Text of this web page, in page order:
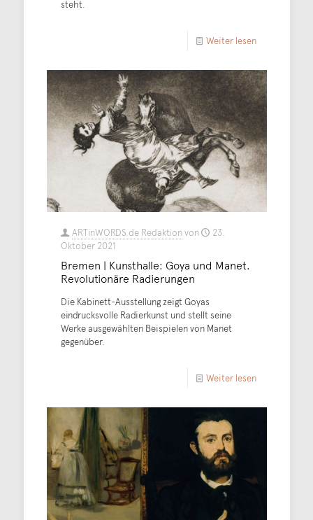
steht.
Weiter lesen
ARTinWORDS.de Redaktionvon
23.
Oktober 2021
Bremen | Kunsthalle: Goya und Manet.
Revolutionäre Radierungen
Die Kabinett-Ausstellung zeigt Goyas
eindrucksvolle Radierkunst und stellt seine
Werke ausgewählten Beispielen von Manet
gegenüber.
Weiter lesen